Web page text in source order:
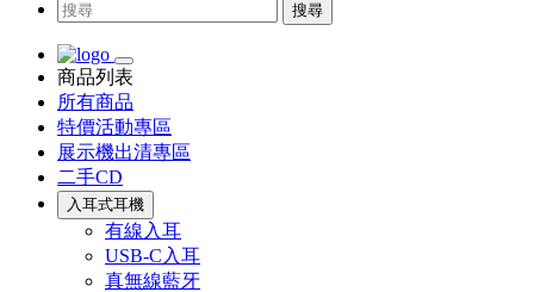
搜尋
商品列表
所有商品
特價活動專區
展示機出清專區
二手CD
入耳式耳機
有線入耳
USB-C入耳
真無線藍牙